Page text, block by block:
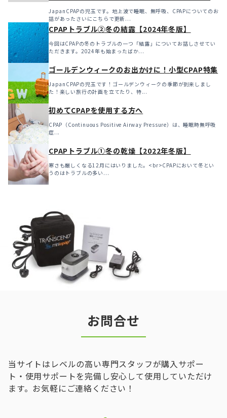
JapanCPAPの児玉です。地上波で睡眠、無呼吸、CPAPについてのお
話があったさいにこちらで更新...
CPAPトラブル②冬の結露【2024年冬版】
今回はCPAPの冬のトラブルの一つ「結露」についてお話しさせてい
ただきます。2024年も始まったばか...
ゴールデンウィークのお出かけに！小型CPAP特集
JapanCPAPの児玉です！ゴールデンウィークの季節が到来しまし
た！楽しい旅行の計画を立てたり、特...
初めてCPAPを使用する方へ
CPAP（Continuous Positive Airway Pressure）は、睡眠時無呼吸
症...
CPAPトラブル①冬の乾燥【2022年冬版】
寒さも厳しくなる12月にはいりました。<br>CPAPにおいて冬とい
うのはトラブルの多い...
お問合せ
当サイトはレベルの高い専門スタッフが購入サポー
ト・使用サポートを完備し安心して使用していただけ
ます。お気軽にご連絡ください！